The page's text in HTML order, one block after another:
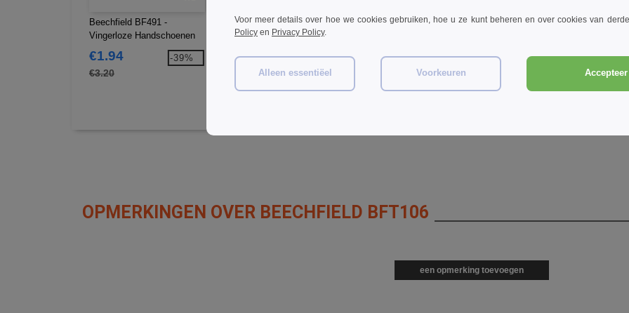
Beechfield BF491 -
Vingerloze Handschoenen
€1.94
€3.20
-39%
Beechfield BF225 -
Microvezel Bivakmuts
€2.24 -41%
Beechfield BF230 -
€3.60 -44%
Beechfield BF444 - Actieve
€3.64 -40%
OPMERKINGEN OVER BEECHFIELD BFT106
een opmerking toevoegen
Voor meer details over hoe we cookies gebruiken, hoe u ze kunt beheren en over cookies van
Policy en Privacy Policy.
Alleen essentiëel Voorkeuren